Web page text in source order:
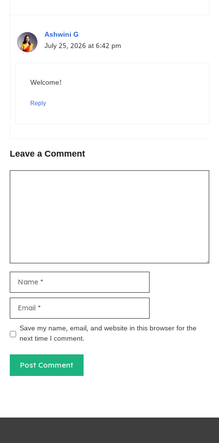
Ashwini G
July 25, 2026 at 6:42 pm
Welcome!
Reply
Leave a Comment
Save my name, email, and website in this browser for the
next time I comment.